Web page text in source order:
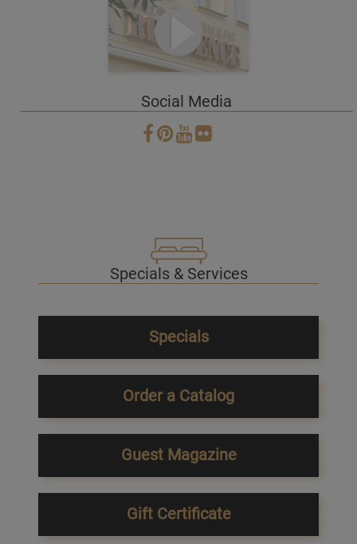
Social Media
Specials & Services
Specials
Order a Catalog
Guest Magazine
Gift Certificate